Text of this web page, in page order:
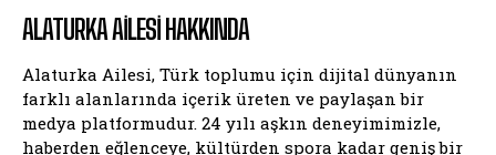
ALATURKA AILESI HAKKINDA
Alaturka Ailesi, Türk toplumu için dijital dünyanın
farklı alanlarında içerik üreten ve paylaşan bir
medya platformudur. 24 yılı aşkın deneyimimizle,
haberden eğlenceye, kültürden spora kadar geniş bir